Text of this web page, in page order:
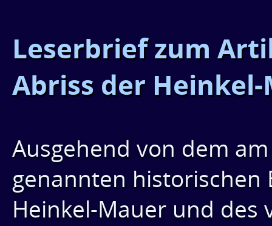
Leserbrief zum
Abriss der Heinkel-
Ausgehend von dem
genannten historischen
Heinkel-Mauer und des